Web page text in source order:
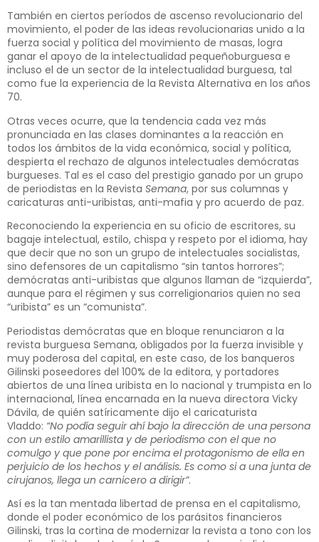
También en ciertos períodos de ascenso revolucionario del
movimiento, el poder de las ideas revolucionarias unido a la
fuerza social y política del movimiento de masas, logra
ganar el apoyo de la intelectualidad pequeñoburguesa e
incluso el de un sector de la intelectualidad burguesa, tal
como fue la experiencia de la Revista Alternativa en los años
70.
Otras veces ocurre, que la tendencia cada vez más
pronunciada en las clases dominantes a la reacción en
todos los ámbitos de la vida económica, social y política,
despierta el rechazo de algunos intelectuales demócratas
burgueses. Tal es el caso del prestigio ganado por un grupo
de periodistas en la Revista Semana, por sus columnas y
caricaturas anti-uribistas, anti-mafia y pro acuerdo de paz.
Reconociendo la experiencia en su oficio de escritores, su
bagaje intelectual, estilo, chispa y respeto por el idioma, hay
que decir que no son un grupo de intelectuales socialistas,
sino defensores de un capitalismo “sin tantos horrores”;
demócratas anti-uribistas que algunos llaman de “izquierda”,
aunque para el régimen y sus correligionarios quien no sea
“uribista” es un “comunista”.
Periodistas demócratas que en bloque renunciaron a la
revista burguesa Semana, obligados por la fuerza invisible y
muy poderosa del capital, en este caso, de los banqueros
Gilinski poseedores del 100% de la editora, y portadores
abiertos de una línea uribista en lo nacional y trumpista en lo
internacional, línea encarnada en la nueva directora Vicky
Dávila, de quién satíricamente dijo el caricaturista
Vladdo: “No podía seguir ahí bajo la dirección de una persona
con un estilo amarillista y de periodismo con el que no
comulgo y que pone por encima el protagonismo de ella en
perjuicio de los hechos y el análisis. Es como si a una junta de
cirujanos, llega un carnicero a dirigir”.
Así es la tan mentada libertad de prensa en el capitalismo,
donde el poder económico de los parásitos financieros
Gilinski, tras la cortina de modernizar la revista a tono con los